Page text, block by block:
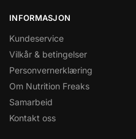
INFORMASJON
Kundeservice
Vilkår & betingelser
Personvernerklæring
Om Nutrition Freaks
Samarbeid
Kontakt oss